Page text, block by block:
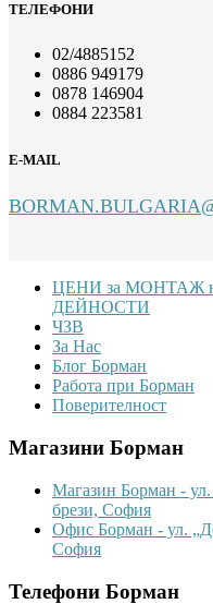
ТЕЛЕФОНИ
02/4885152
0886 949179
0878 146904
0884 223581
E-MAIL
FooterЦЕНИ за МОНТАЖ
ДЕЙНОСТИ
ЧЗВ
За Нас
Блог Борман
Работа при Борман
Поверителност
Магазини Борман
Магазин Борман -
брези, София
Офис Борман - ул.
София
Телефони Борман